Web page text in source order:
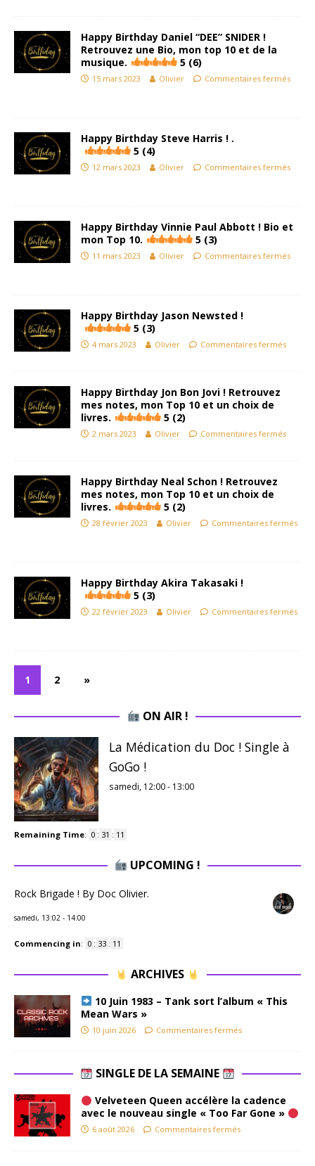
Happy Birthday Daniel “DEE” SNIDER !
Retrouvez une Bio, mon top 10 et de la
musique.
5 (6)
15 mars 2023 Olivier Commentaires fermés
Happy Birthday Steve Harris ! .
5 (4)
12 mars 2023 Olivier Commentaires fermés
Happy Birthday Vinnie Paul Abbott ! Bio et
mon Top 10.
5 (3)
11 mars 2023 Olivier Commentaires fermés
Happy Birthday Jason Newsted !
5 (3)
4 mars 2023 Olivier Commentaires fermés
Happy Birthday Jon Bon Jovi ! Retrouvez
mes notes, mon Top 10 et un choix de
livres.
5 (2)
2 mars 2023 Olivier Commentaires fermés
Happy Birthday Neal Schon ! Retrouvez
mes notes, mon Top 10 et un choix de
livres.
5 (2)
28 février 2023 Olivier Commentaires fermés
Happy Birthday Akira Takasaki !
5 (3)
22 février 2023 Olivier Commentaires fermés
1 2 »
ON AIR !
La Médication du Doc ! Single à
GoGo !
samedi, 12:00- 13:00
Remaining Time: 0 : 31 : 11
UPCOMING !
Rock Brigade ! By Doc Olivier.
samedi, 13:02 - 14:00
Commencing in: 0 : 33 : 11
ARCHIVES
10 Juin 1983 – Tank sort l’album « This
Mean Wars »
10 juin 2026 Commentaires fermés
SINGLE DE LA SEMAINE
Velveteen Queen accélère la cadence
avec le nouveau single « Too Far Gone »
6 août 2026 Commentaires fermés